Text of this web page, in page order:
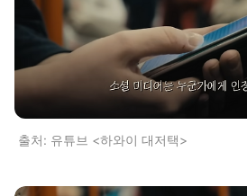
출처: 유튜브 <하와이 대저택>